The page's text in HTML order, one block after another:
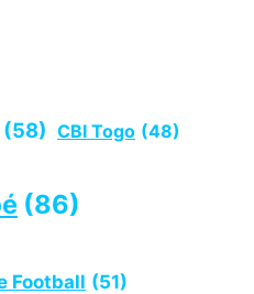
(58) CBI Togo (48)
(86)
Football (51)